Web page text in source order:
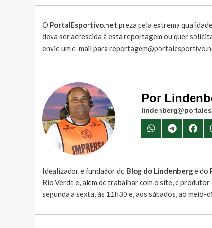
O PortalEsportivo.net preza pela extrema
deva ser acrescida à esta reportagem ou quer
envie um e-mail para
Por
Idealizador e fundador do Blog do Lindenberge do
Rio Verde e, além de trabalhar com o site, é
segunda a sexta, às 11h30 e, aos sábados, ao meio-